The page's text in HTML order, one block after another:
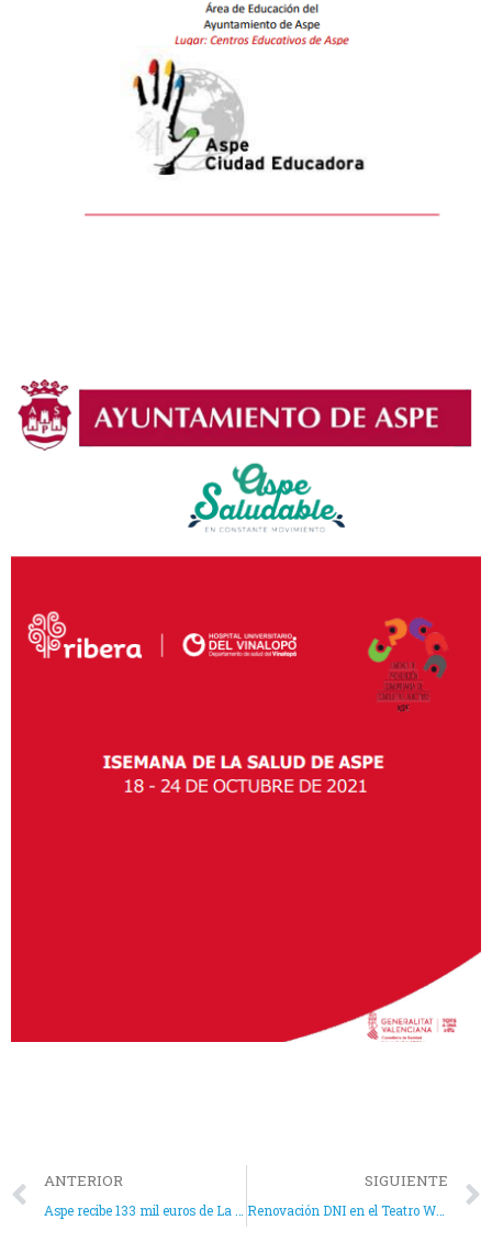
ANTERIOR
Aspe recibe 133 mil euros de La Consellería de Políticas Inclusivas para programas de empleo
SIGUIENTE
Renovación DNI en el Teatro Wagner